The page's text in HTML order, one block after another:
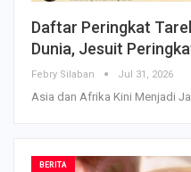
Daftar Peringkat
Dunia, Jesuit
Febry Silaban Jul 31, 2026
Asia dan Afrika Kini Menjadi
BERITA